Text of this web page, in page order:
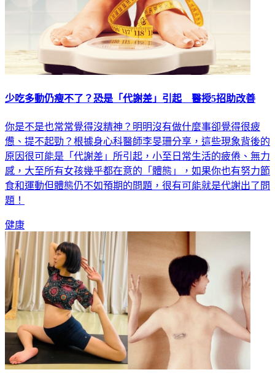
少吃多動仍瘦不了？恐是「代謝差」引起 醫授5招助改善
你是不是也常常覺得沒精神？明明沒有做什麼事卻覺得很疲
憊、提不起勁？根據身心科醫師李旻珊分享，這些現象背後的
原因很可能是「代謝差」所引起，小至日常生活的疲倦、無力
感，大至所有女孩幾乎都在意的「體態」，如果你也有努力節
食和運動但體態仍不如預期的問題，很有可能就是代謝出了問
題！
健康